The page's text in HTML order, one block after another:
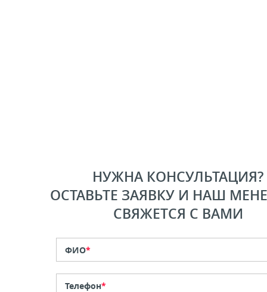
НУЖНА КОНСУЛЬТАЦИЯ?
ОСТАВЬТЕ ЗАЯВКУ И НАШ
СВЯЖЕТСЯ С ВАМИ
ФИО*
Телефон*